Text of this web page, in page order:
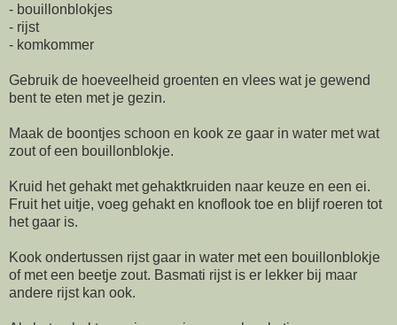
- bouillonblokjes
- rijst
- komkommer
Gebruik de hoeveelheid groenten en vlees wat je gewend
bent te eten met je gezin.
Maak de boontjes schoon en kook ze gaar in water met wat
zout of een bouillonblokje.
Kruid het gehakt met gehaktkruiden naar keuze en een ei.
Fruit het uitje, voeg gehakt en knoflook toe en blijf roeren tot
het gaar is.
Kook ondertussen rijst gaar in water met een bouillonblokje
of met een beetje zout. Basmati rijst is er lekker bij maar
andere rijst kan ook.